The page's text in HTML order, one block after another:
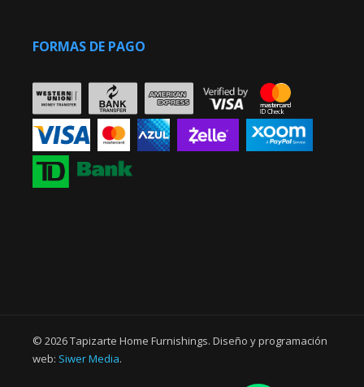
FORMAS DE PAGO
© 2026 Tapizarte Home Furnishings. Diseño y programación
web: Siwer Media.